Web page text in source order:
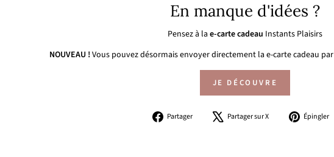
En manque d'idées ?
Pensez à la e-carte cadeau Instants Plaisirs
NOUVEAU !Vous pouvez désormais envoyer directement la e-carte cadeau
JE DÉCOUVRE
Partager
PartagerPartager sur X
TweeterÉpingler